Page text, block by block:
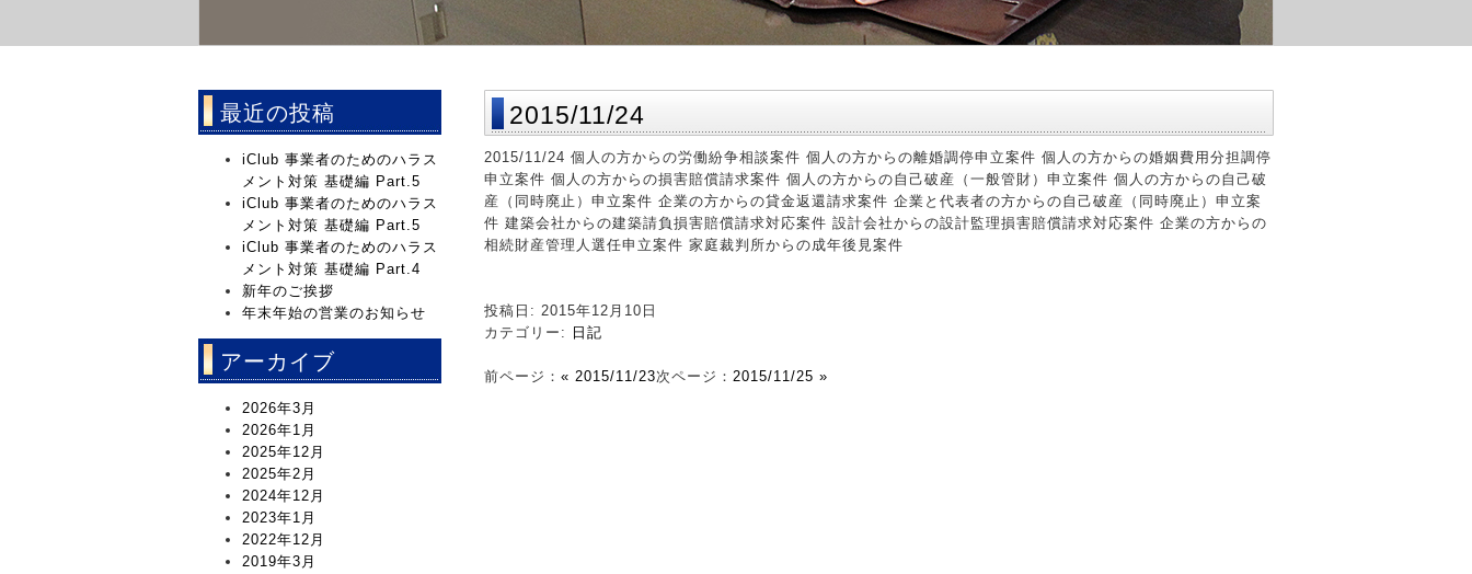
2015/11/24
2015/11/24 個人の方からの労働紛争相談案件 個人の方からの離婚調停申立案件 個人の方からの婚姻費用分担調停
申立案件 個人の方からの損害賠償請求案件 個人の方からの自己破産（一般管財）申立案件 個人の方からの自己破
産（同時廃止）申立案件 企業の方からの貸金返還請求案件 企業と代表者の方からの自己破産（同時廃止）申立案
件 建築会社からの建築請負損害賠償請求対応案件 設計会社からの設計監理損害賠償請求対応案件 企業の方からの
相続財産管理人選任申立案件 家庭裁判所からの成年後見案件
投稿日: 2015年12月10日
カテゴリー:
日記
前ページ： « 2015/11/23次ページ： 2015/11/25 »
最近の投稿
iClub 事業者のためのハラス
メント対策 基礎編 Part.5
iClub 事業者のためのハラス
メント対策 基礎編 Part.5
iClub 事業者のためのハラス
メント対策 基礎編 Part.4
新年のご挨拶
年末年始の営業のお知らせ
アーカイブ
2026年3月
2026年1月
2025年12月
2025年2月
2024年12月
2023年1月
2022年12月
2019年3月